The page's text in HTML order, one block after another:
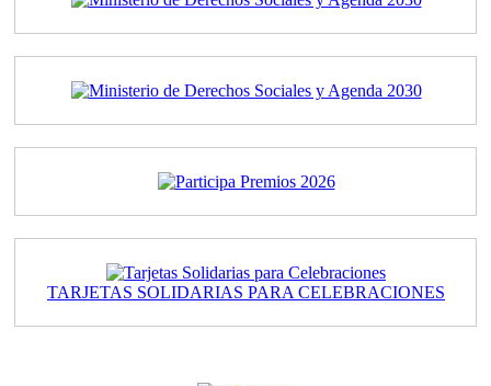
TARJETAS SOLIDARIAS PARA CELEBRACIONES